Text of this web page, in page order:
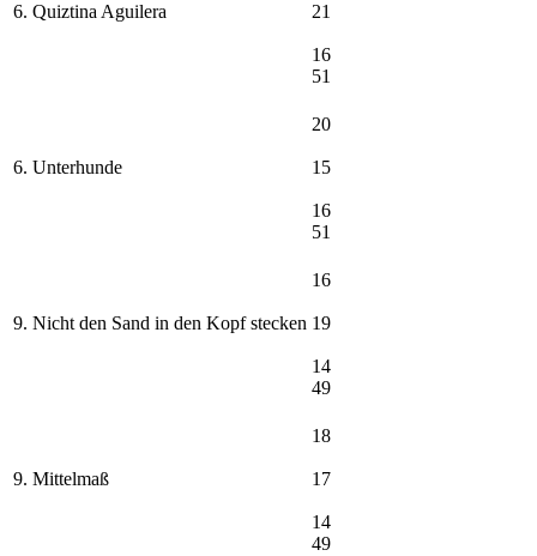
6. Quiztina Aguilera 21
16
51
6. Unterhunde
20
15
16
51
9. Nicht den Sand in den Kopf stecken
16
19
14
49
9. Mittelmaß
18
17
14
49